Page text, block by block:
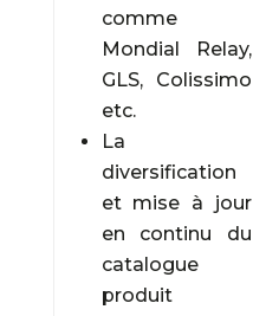
comme
Mondial Relay,
GLS, Colissimo
etc.
La
diversification
et mise à jour
en continu du
catalogue
produit